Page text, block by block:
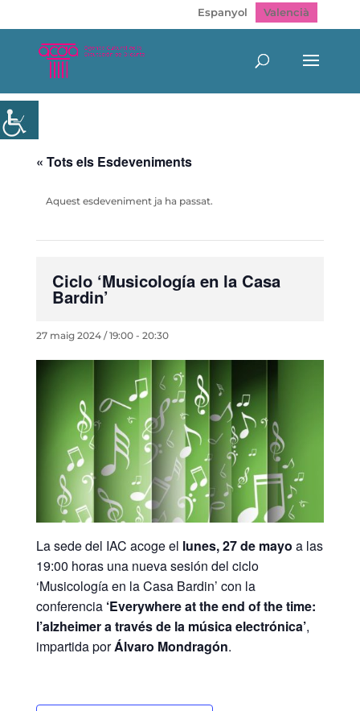
Espanyol Valencià
« Tots els Esdeveniments
Aquest esdeveniment ja ha passat.
Ciclo ‘Musicología en la Casa
Bardin’
27 maig 2024 / 19:00- 20:30
La sede del IAC acoge el lunes, 27 de mayo a las
19:00 horas una nueva sesión del ciclo
‘Musicología en la Casa Bardin’ con la
conferencia ‘Everywhere at the end of the time:
l’alzheimer a través de la música electrónica’,
impartida porÁlvaro Mondragón.